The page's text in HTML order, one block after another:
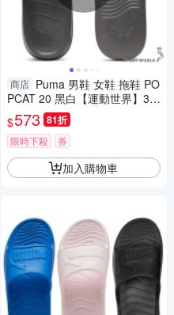
商店 Puma 男鞋 女鞋 拖鞋 PO
PCAT 20 黑白【運動世界】37
227936
$573 81折
限時下殺 券
加入購物車